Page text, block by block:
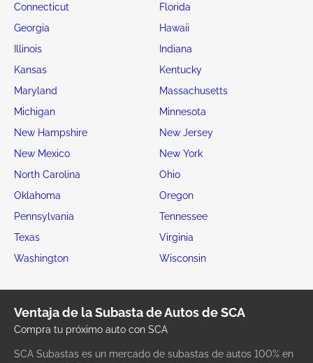
Connecticut
Florida
Georgia
Hawaii
Illinois
Indiana
Kansas
Kentucky
Maryland
Massachusetts
Michigan
Minnesota
New Hampshire
New Jersey
New Mexico
New York
North Carolina
Ohio
Oklahoma
Oregon
Pennsylvania
Tennessee
Texas
Virginia
Washington
Wisconsin
Ventaja de la Subasta de Autos de SCA
Compra tu próximo auto con SCA
SCA Subastas es un mercado de subastas de autos 100% en